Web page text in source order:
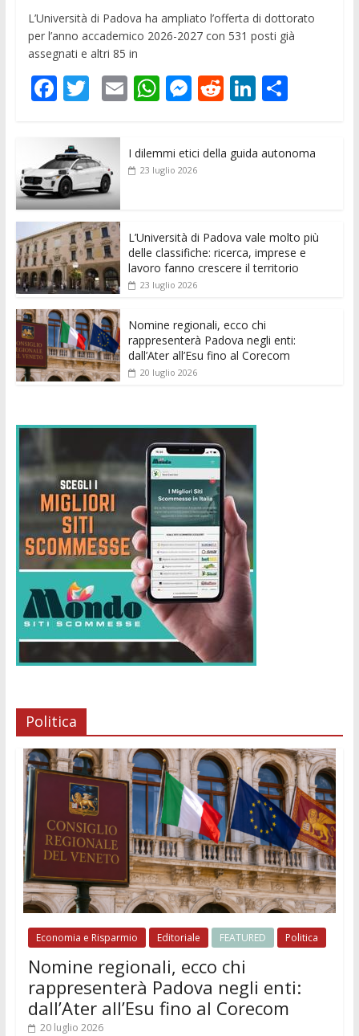
L’Università di Padova ha ampliato l’offerta di dottorato
per l’anno accademico 2026-2027 con 531 posti già
assegnati e altri 85 in
F
e
b
o
o
k
T
itt
er
E
ai
l
W
s
p
M
ss
e
er
R
di
Li
e
C
di
I dilemmi etici della guida autonoma
23 luglio 2026
L’Università di Padova vale molto più
delle classifiche: ricerca, imprese e
lavoro fanno crescere il territorio
23 luglio 2026
Nomine regionali, ecco chi
rappresenterà Padova negli enti:
dall’Ater all’Esu fino al Corecom
20 luglio 2026
Politica
Economia e Risparmio Editoriale FEATURED Politica
Nomine regionali, ecco chi
rappresenterà Padova negli enti:
dall’Ater all’Esu fino al Corecom
20 luglio 2026